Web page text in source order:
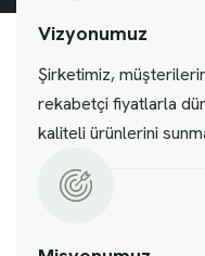
Vizyonumuz
Şirketimiz,
rekabetçi fiyatlarla
kaliteli ürünlerini